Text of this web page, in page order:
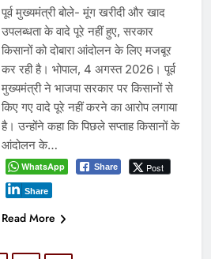
पूर्व मुख्यमंत्री बोले- मूंग खरीदी और खाद
उपलब्धता के वादे पूरे नहीं हुए, सरकार
किसानों को दोबारा आंदोलन के लिए मजबूर
कर रही है। भोपाल, 4 अगस्त 2026। पूर्व
मुख्यमंत्री ने भाजपा सरकार पर किसानों से
किए गए वादे पूरे नहीं करने का आरोप लगाया
है। उन्होंने कहा कि पिछले सप्ताह किसानों के
आंदोलन के…
WhatsApp Share Post
Share
Read More